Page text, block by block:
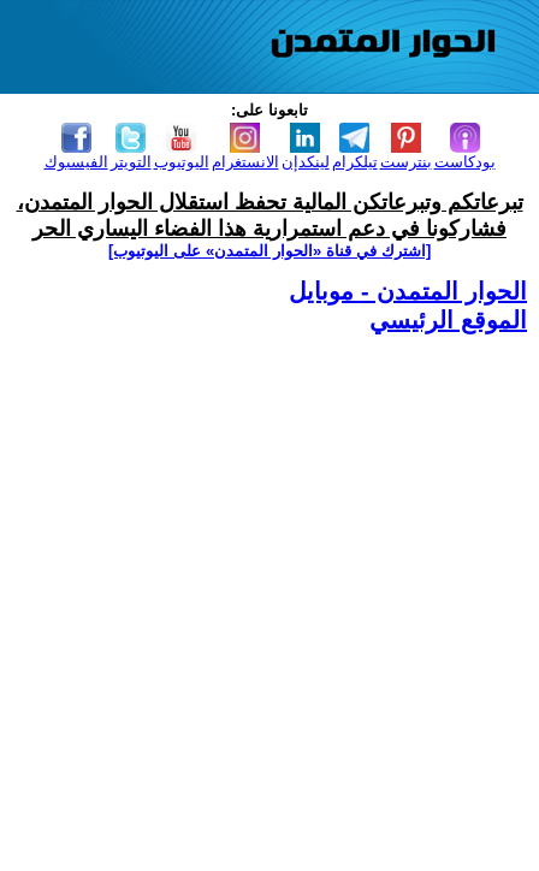
تابعونا على:
الفيسبوك التويتر اليوتيوب الانستغرام لينكدإن تيلكرامبنترست بودكاست
تبرعاتكم وتبرعاتكن المالية تحفظ استقلال الحوار المتمدن،
فشاركونا في دعم استمرارية هذا الفضاء اليساري الحر
[اشترك في قناة ‫«الحوار المتمدن» على اليوتيوب]
الحوار المتمدن - موبايل
الموقع الرئيسي